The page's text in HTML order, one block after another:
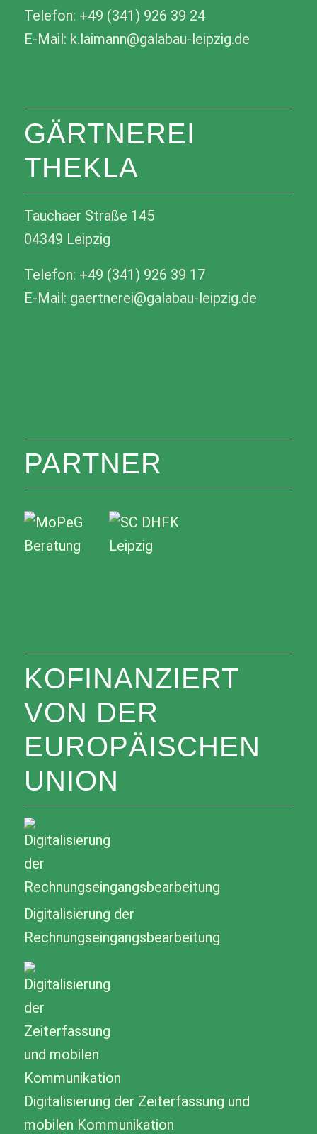
Telefon: +49 (341) 926 39 24
E-Mail: k.laimann@galabau-leipzig.de
GÄRTNEREI
THEKLA
Tauchaer Straße 145
04349 Leipzig
Telefon: +49 (341) 926 39 17
E-Mail: gaertnerei@galabau-leipzig.de
PARTNER
KOFINANZIERT
VON DER
EUROPÄISCHEN
UNION
Digitalisierung der
Rechnungseingangsbearbeitung
Digitalisierung der Zeiterfassung und
mobilen Kommunikation